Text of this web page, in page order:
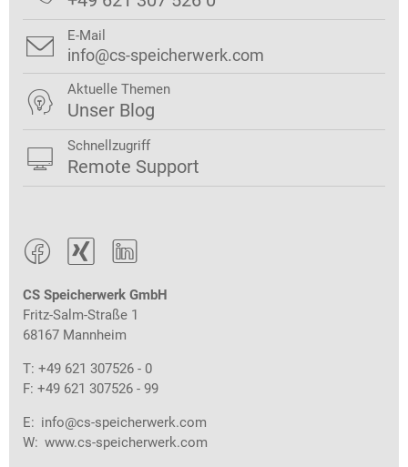
  
CS Speicherwerk GmbH
Fritz-Salm-Straße 1
68167 Mannheim
T: +49 621 307526 - 0
F: +49 621 307526 - 99
E: info@cs-speicherwerk.com
W: www.cs-speicherwerk.com
 E-Mail
info@cs-speicherwerk.com
 Aktuelle Themen
Unser Blog
 Schnellzugriff
Remote Support